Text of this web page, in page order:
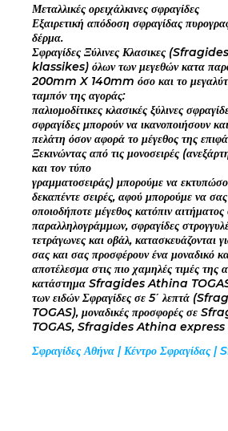
Μεταλλικές ορειχάλκινες σφραγίδες
Εξαιρετική απόδοση σφραγίδας
δέρμα.
Σφραγίδες Ξύλινες Κλασικες
klassikes) όλων των μεγεθών κατα
200mm X 140mm όσο και το
ταμπόν της αγοράς:
παλιομοδίτικες κλασικές ξύλινες
σφραγίδες μπορούν να ικανοποιήσουν
πελάτη όσον αφορά το μέγεθος της
Ξεκινώντας από τις μονοσειρές
και τον τύπο
γραμματοσειράς) μπορούμε να
δεκαπέντε σειρές, αφού μπορούμε να
οποιοδήποτε μέγεθος κατόπιν
παραλληλογράμμων, σφραγίδες
τετράγωνες και οβάλ, κατασκευάζονται
σας και σας προσφέρουν ένα μοναδικό
αποτέλεσμα στις πιο χαμηλές τιμές της
κατάστημα Sfragides Athina TOGAS
των ειδών Σφραγίδες σε 5΄ λεπτά
TOGAS), μοναδικές προσφορές σε
TOGAS, Sfragides Athina express
Σφραγίδες Αθήνα | Κέντρο